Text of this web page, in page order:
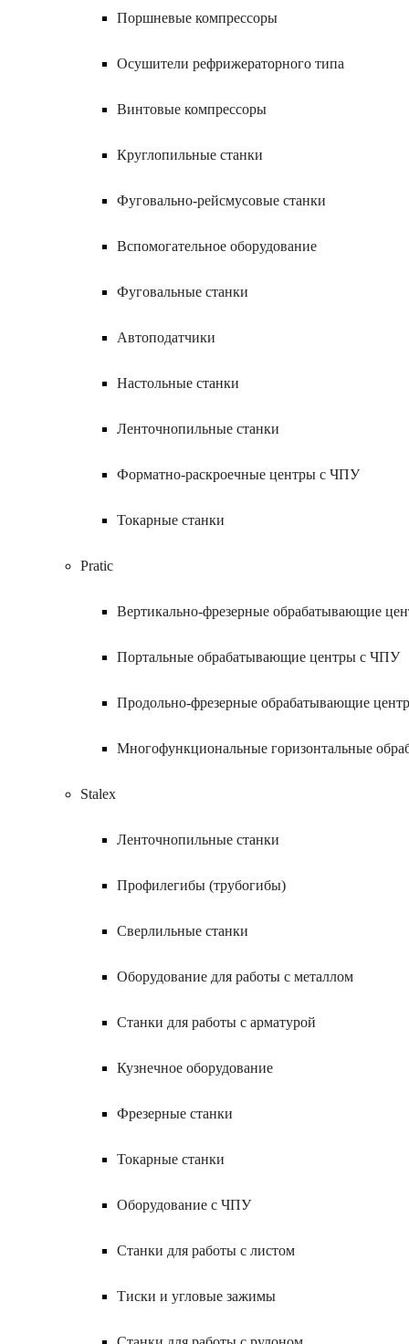
Поршневые компрессоры
Осушители рефрижераторного типа
Винтовые компрессоры
Круглопильные станки
Фуговально-рейсмусовые станки
Вспомогательное оборудование
Фуговальные станки
Автоподатчики
Настольные станки
Ленточнопильные станки
Форматно-раскроечные центры с ЧПУ
Токарные станки
Pratic
Вертикально-фрезерные обрабатывающие
Портальные обрабатывающие центры с ЧПУ
Продольно-фрезерные обрабатывающие
Многофункциональные горизонтальные
Stalex
Ленточнопильные станки
Профилегибы (трубогибы)
Сверлильные станки
Оборудование для работы с металлом
Станки для работы с арматурой
Кузнечное оборудование
Фрезерные станки
Токарные станки
Оборудование с ЧПУ
Станки для работы с листом
Тиски и угловые зажимы